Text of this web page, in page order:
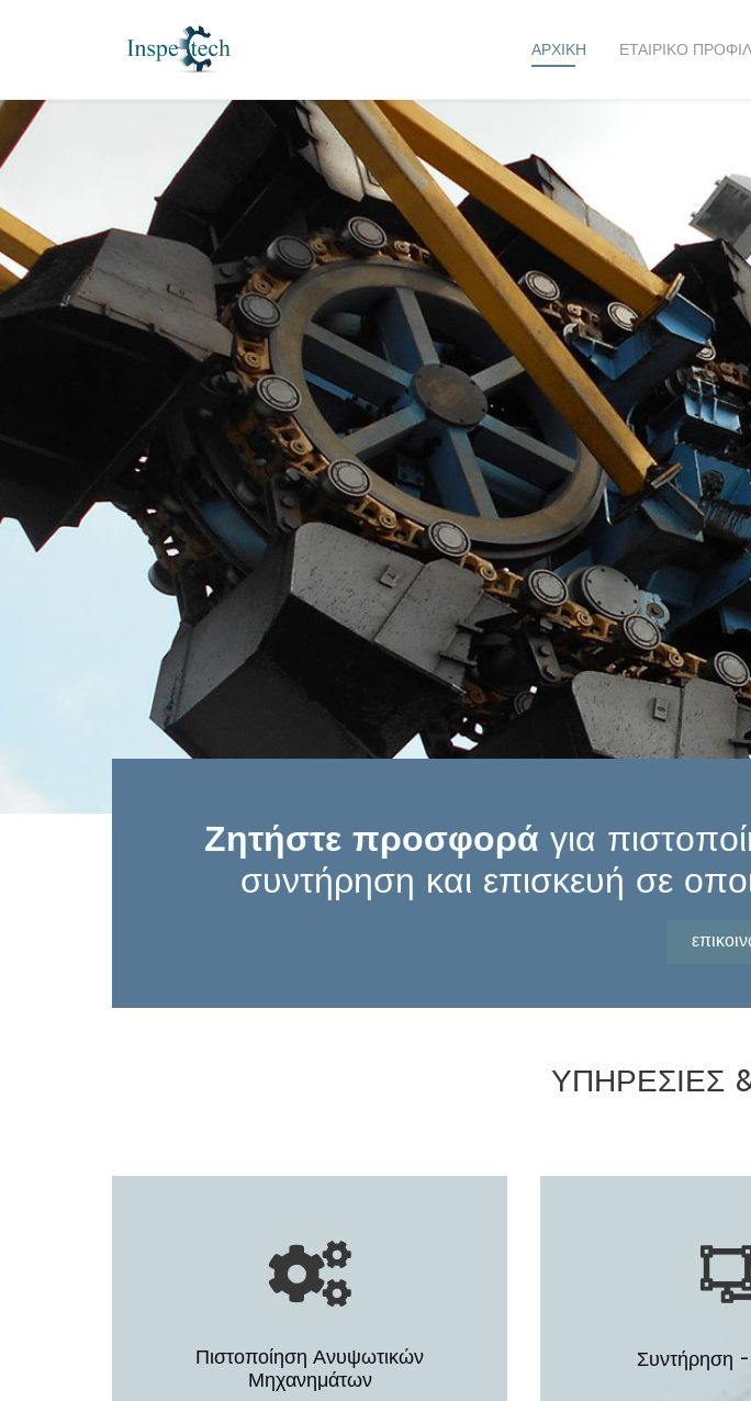
ΑΡΧΙΚΗ ΕΤΑΙΡΙΚΌ ΠΡΟΦΊΛ
Ζητήστε προσφορά για
συντήρηση και επισκευή σε
ΥΠΗΡΕΣΙΕΣ
Πιστοποίηση Ανυψωτικών
Μηχανημάτων
Συντήρηση